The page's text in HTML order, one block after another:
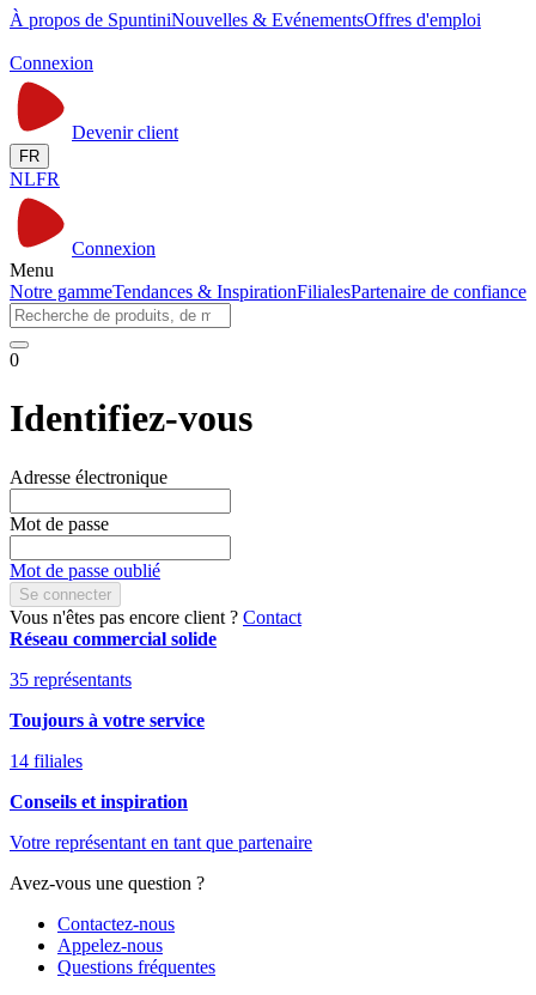
À propos de SpuntiniNouvelles & EvénementsOffres d'emploi
Connexion
Devenir client
FR
NLFR
Connexion
Menu
Notre gammeTendances & InspirationFilialesPartenaire de confiance
0
Identifiez-vous
Adresse électronique
Mot de passe
Mot de passe oublié
Se connecter
Vous n'êtes pas encore client ? Contact
Réseau commercial solide
35 représentants
Toujours à votre service
14 filiales
Conseils et inspiration
Votre représentant en tant que partenaire
Avez-vous une question ?
Contactez-nous
Appelez-nous
Questions fréquentes